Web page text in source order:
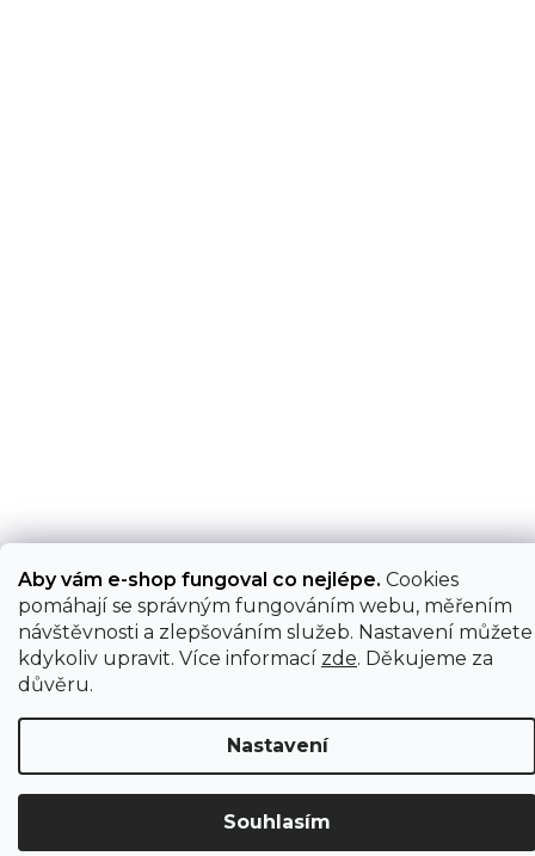
Aby vám e-shop fungoval co nejlépe. Cookies
pomáhají se správným fungováním webu, měřením
návštěvnosti a zlepšováním služeb. Nastavení můžete
kdykoliv upravit. Více informací zde. Děkujeme za
důvěru.
Nastavení
Souhlasím